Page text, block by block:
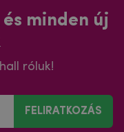
minden új
róluk!
FELIRATKOZÁS